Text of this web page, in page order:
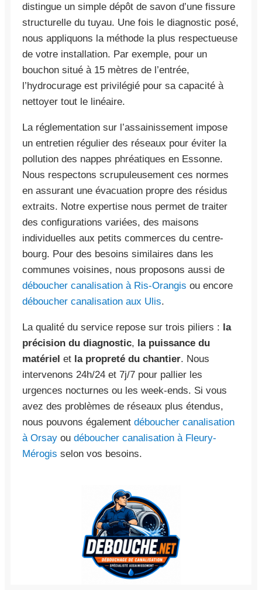
distingue un simple dépôt de savon d’une fissure
structurelle du tuyau. Une fois le diagnostic posé,
nous appliquons la méthode la plus respectueuse
de votre installation. Par exemple, pour un
bouchon situé à 15 mètres de l’entrée,
l’hydrocurage est privilégié pour sa capacité à
nettoyer tout le linéaire.
La réglementation sur l’assainissement impose
un entretien régulier des réseaux pour éviter la
pollution des nappes phréatiques en Essonne.
Nous respectons scrupuleusement ces normes
en assurant une évacuation propre des résidus
extraits. Notre expertise nous permet de traiter
des configurations variées, des maisons
individuelles aux petits commerces du centre-
bourg. Pour des besoins similaires dans les
communes voisines, nous proposons aussi de
déboucher canalisation à Ris-Orangis ou encore
déboucher canalisation aux Ulis.
La qualité du service repose sur trois piliers : la
précision du diagnostic, la puissance du
matériel et la propreté du chantier. Nous
intervenons 24h/24 et 7j/7 pour pallier les
urgences nocturnes ou les week-ends. Si vous
avez des problèmes de réseaux plus étendus,
nous pouvons également déboucher canalisation
à Orsay ou déboucher canalisation à Fleury-
Mérogis selon vos besoins.